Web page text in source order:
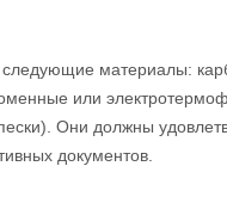
следующие материалы:
или
Они должны
документов.